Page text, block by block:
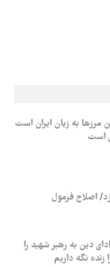
مرزها به زیان ایران است
است
اصلاح فرمول
دین به رهبر شهید را
نگه داریم